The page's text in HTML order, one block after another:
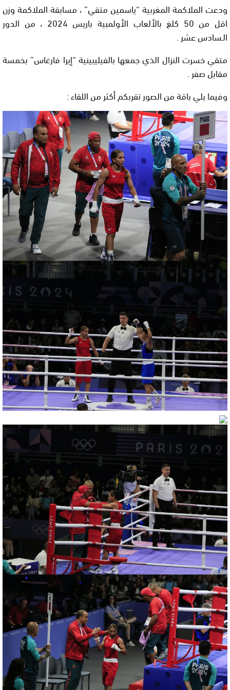
ودعت الملاكمة المغربية “ياسمين متقي” ، مسابقة الملاكمة وزن
اقل من 50 كلغ بالألعاب الأولمبية باريس 2024 ، من الدور
الـسادس عشر .
متقي خسرت النزال الذي جمعها بالفيليبينية “إيرا فارغاس” بخمسة
مقابل صفر .
وفيما يلي باقة من الصور تقربكم أكثر من اللقاء :